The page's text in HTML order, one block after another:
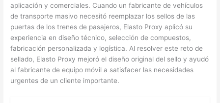
aplicación y comerciales. Cuando un fabricante de vehículos
de transporte masivo necesitó reemplazar los sellos de las
puertas de los trenes de pasajeros, Elasto Proxy aplicó su
experiencia en diseño técnico, selección de compuestos,
fabricación personalizada y logística. Al resolver este reto de
sellado, Elasto Proxy mejoró el diseño original del sello y ayudó
al fabricante de equipo móvil a satisfacer las necesidades
urgentes de un cliente importante.